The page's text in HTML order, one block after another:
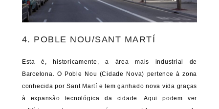
4. POBLE NOU/SANT MARTÍ
Esta é, historicamente, a área mais industrial de
Barcelona. O Poble Nou (Cidade Nova) pertence à zona
conhecida por Sant Martí e tem ganhado nova vida graças
à expansão tecnológica da cidade. Aqui podem ver